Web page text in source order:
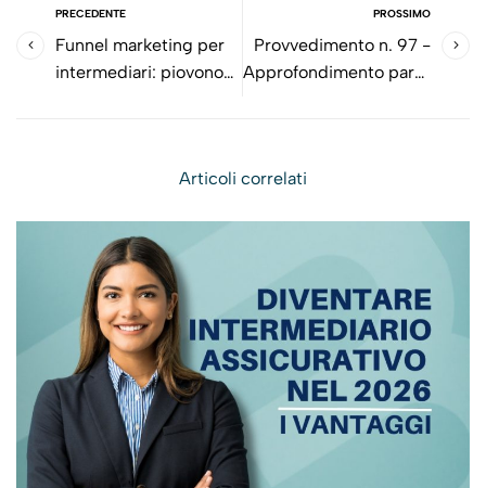
PRECEDENTE
Funnel marketing per
intermediari: piovono
PROSSIMO
Provvedimento n. 97 -
Approfondimento parte
Articoli correlati